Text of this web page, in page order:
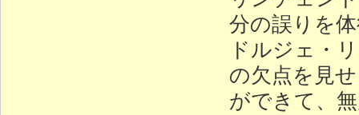
分の誤りを
ドルジェ・
の欠点を見
ができて、